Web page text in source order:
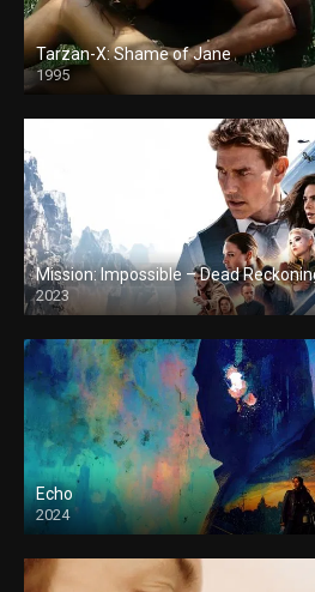
Tarzan-X: Shame of Jane
1995
Mission: Impossible – Dead
2023
Echo
2024